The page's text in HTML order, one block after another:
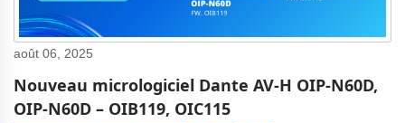
août 06, 2025
Nouveau micrologiciel Dante AV-H OIP-N60D,
OIP-N60D – OIB119, OIC115